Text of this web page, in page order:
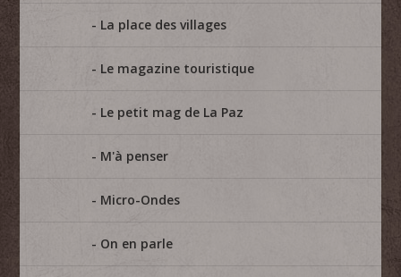
La place des villages
Le magazine touristique
Le petit mag de La Paz
M'à penser
Micro-Ondes
On en parle